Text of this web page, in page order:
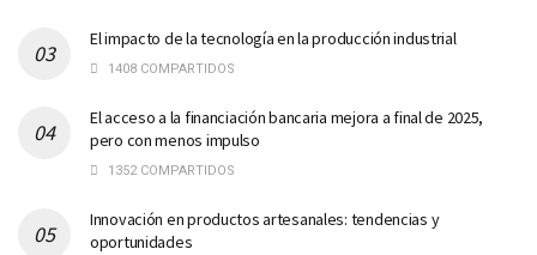
El impacto de la tecnología en la producción industrial
1408 COMPARTIDOS
El acceso a la financiación bancaria mejora a final de 2025,
pero con menos impulso
1352 COMPARTIDOS
Innovación en productos artesanales: tendencias y
oportunidades